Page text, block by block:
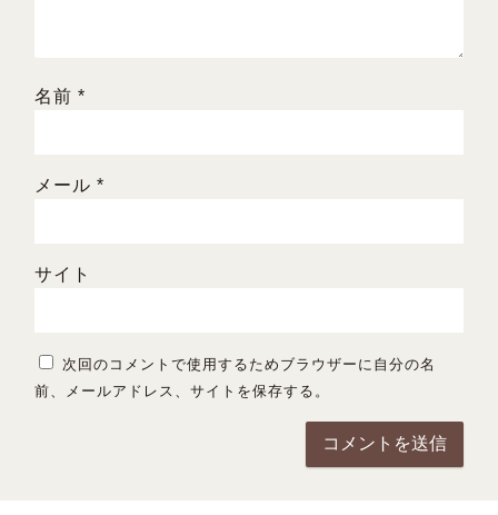
名前*
メール*
サイト
次回のコメントで使用するためブラウザーに自分の名
前、メールアドレス、サイトを保存する。